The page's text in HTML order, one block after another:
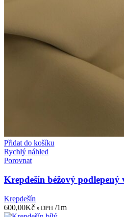
Přidat do košíku
Rychlý náhled
Porovnat
Krepdešín béžový podlepený
Krepdešín
600,00Kč s DPH /1m